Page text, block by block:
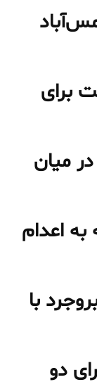
برای
میان
به اعدام
با
دو